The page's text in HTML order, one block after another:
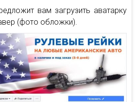
вам загрузить аватарку
(фото обложки).